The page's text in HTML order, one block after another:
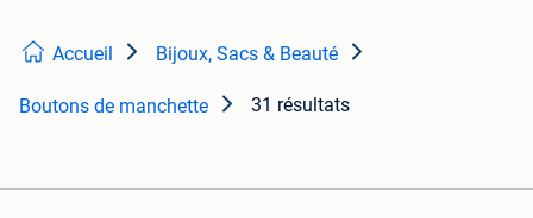
Accueil Bijoux, Sacs & Beauté
Boutons de manchette 31 résultats